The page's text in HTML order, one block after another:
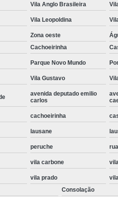
Vila Anglo Brasileira
Vila Leopoldina
Zona oeste
Cachoeirinha
Parque Novo Mundo
Vila Gustavo
avenida deputado emilio
carlos
cachoeirinha
lausane
peruche
vila carbone
vila prado
Consolação